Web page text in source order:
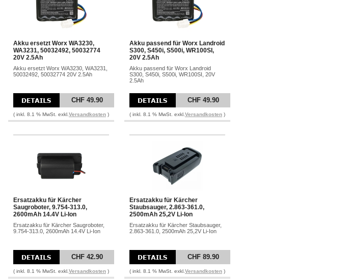
Akku ersetzt Worx WA3230,
WA3231, 50032492, 50032774
20V 2.5Ah
Akku ersetzt Worx WA3230, WA3231,
50032492, 50032774 20V 2.5Ah
CHF 49.90
( inkl. 8.1 % MwSt. exkl. Versandkosten )
Akku passend für Worx Landroid
S300, S450i, S500i, WR100SI,
20V 2.5Ah
Akku passend für Worx Landroid
S300, S450i, S500i, WR100SI, 20V
2.5Ah
CHF 49.90
( inkl. 8.1 % MwSt. exkl. Versandkosten )
Ersatzakku für Kärcher
Saugroboter, 9.754-313.0,
2600mAh 14.4V Li-Ion
Ersatzakku für Kärcher Saugroboter,
9.754-313.0, 2600mAh 14.4V Li-Ion
CHF 42.90
( inkl. 8.1 % MwSt. exkl. Versandkosten )
Ersatzakku für Kärcher
Staubsauger, 2.863-361.0,
2500mAh 25,2V Li-Ion
Ersatzakku für Kärcher Staubsauger,
2.863-361.0, 2500mAh 25,2V Li-Ion
CHF 89.90
( inkl. 8.1 % MwSt. exkl. Versandkosten )